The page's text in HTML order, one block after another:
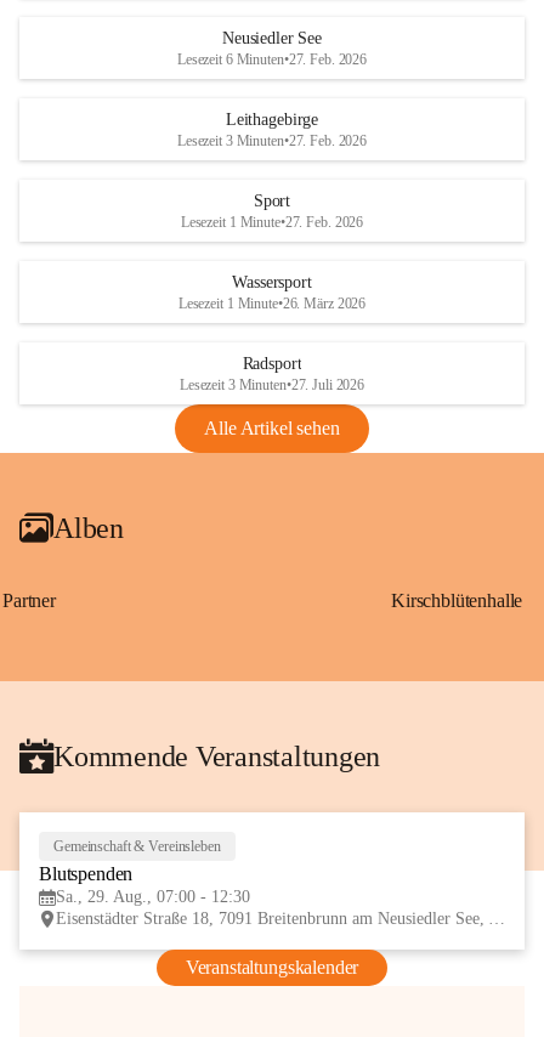
S
und den daraus folgenden wirtschaftlichen
Maßnahmen zur Bekämpfung
Rebe und der Amerikanischen
Anhang VBl. EU Nr. 18
1 Seite•1,4 MB
VBl. EU Nr. 18_2026
r
S
Neusiedler See
Lesezeit 6 Minuten•27. Feb. 2026
Leithagebirge
Lesezeit 3 Minuten•27. Feb. 2026
Sport
Lesezeit 1 Minute•27. Feb. 2026
Wassersport
Lesezeit 1 Minute•26. März 2026
Radsport
Lesezeit 3 Minuten•27. Juli 2026
Alle Artikel sehen
Alben
Partner Kirschblütenhalle
Kommende Veranstaltungen
Gemeinschaft & Vereinsleben
Blutspenden
Sa., 29. Aug., 07:00 - 12:30
Eisenstädter Straße 18, 7091 Breitenbrunn am Neusiedler See, AUT
Veranstaltungskalender